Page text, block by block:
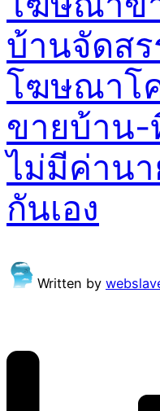
บ้านจัดส
โฆษณาโ
ขายบ้าน-
ไม่มีค่าน
กันเอง
Written by